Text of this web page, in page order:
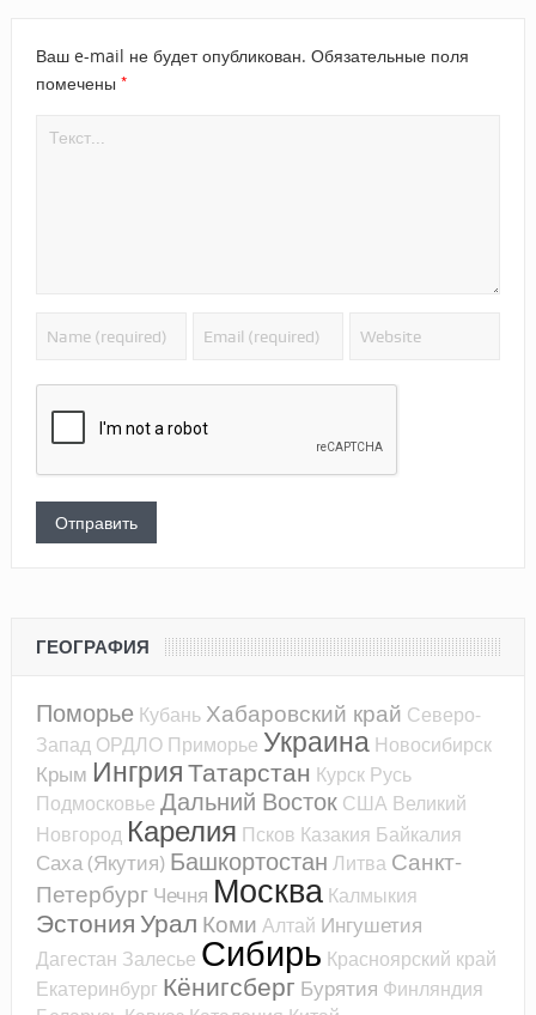
Ваш e-mail не будет опубликован. Обязательные поля
помечены *
ГЕОГРАФИЯ
Поморье Кубань Хабаровский край Северо-
Запад ОРДЛО Приморье Украина Новосибирск
Крым ИнгрияТатарстан Курск Русь
Подмосковье Дальний Восток США Великий
Новгород Карелия Псков Казакия Байкалия
Саха (Якутия) Башкортостан Литва Санкт-
Петербург Чечня Москва Калмыкия
Эстония Урал Коми Алтай Ингушетия
Дагестан Залесье Сибирь Красноярский край
Екатеринбург Кёнигсберг Бурятия Финляндия